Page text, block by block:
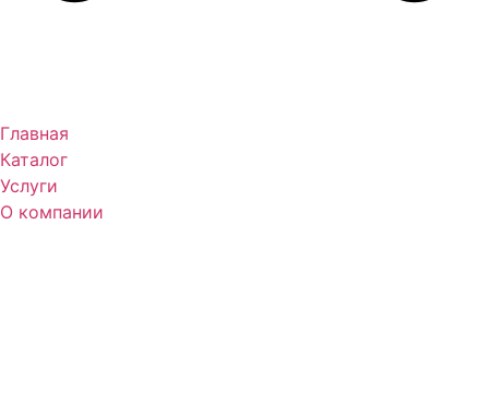
Главная
Каталог
Услуги
О компании